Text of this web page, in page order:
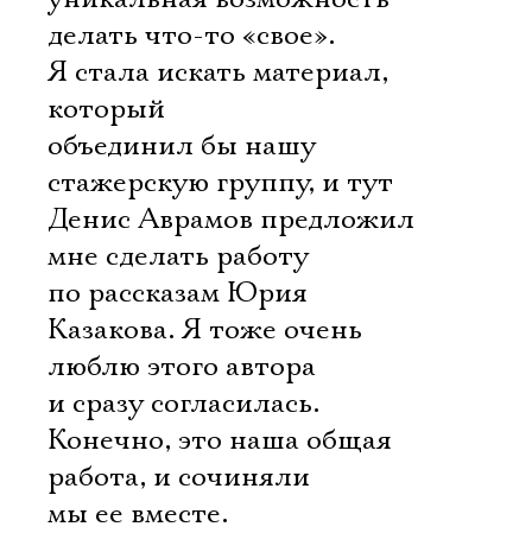
делать что-то «свое».
Я стала искать материал,
который
объединил бы нашу
стажерскую группу, и тут
Денис Аврамов предложил
мне сделать работу
по рассказам Юрия
Казакова. Я тоже очень
люблю этого автора
и сразу согласилась.
Конечно, это наша общая
работа, и сочиняли
мы ее вместе.